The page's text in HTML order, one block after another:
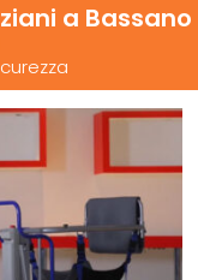
a Bassano